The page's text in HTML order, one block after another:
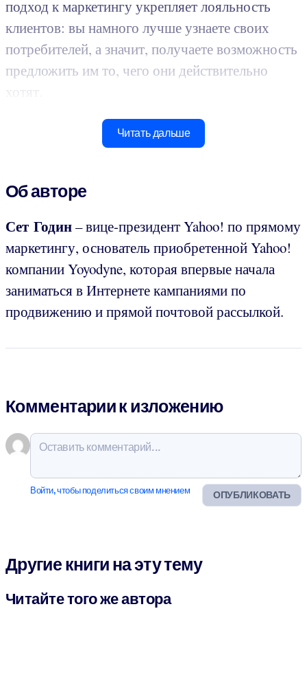
подход к маркетингу укрепляет лояльность
клиентов: вы намного лучше узнаете своих
потребителей, а значит, получаете возможность
предложить им то, чего они действительно
Читать дальше
Об авторе
Сет Годин– вице-президент Yahoo! по прямому
маркетингу, основатель приобретенной Yahoo!
компании Yoyodyne, которая впервые начала
заниматься в Интернете кампаниями по
продвижению и прямой почтовой рассылкой.
Комментарии к изложению
ОПУБЛИКОВАТЬ
Войти, чтобы поделиться своим мнением
Другие книги на эту тему
Читайте того же автора